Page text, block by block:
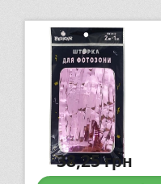
38,25грн